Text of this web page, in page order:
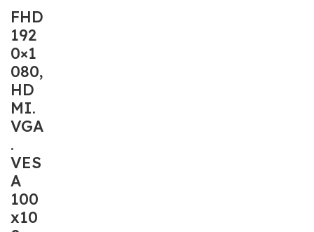
FHD
192
0×1
080,
HD
MI.
VGA
.
VES
A
100
x10